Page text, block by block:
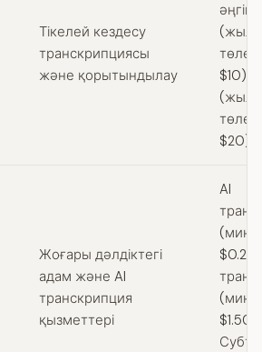
Тікелей кездесу
транскрипциясы
және қорытындылау
(жыл
$10) /
(жыл
$20)
Жоғары дәлдіктегі
адам және AI
транскрипция
қызметтері
AI
$1.50)